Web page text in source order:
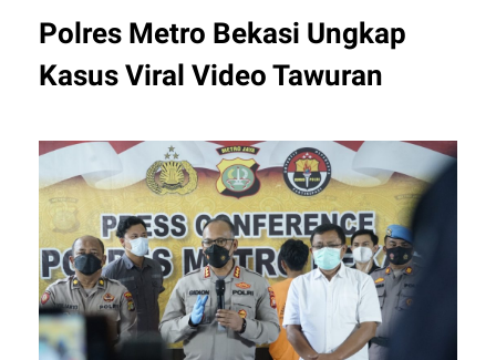
Polres Metro Bekasi Ungkap
Kasus Viral Video Tawuran